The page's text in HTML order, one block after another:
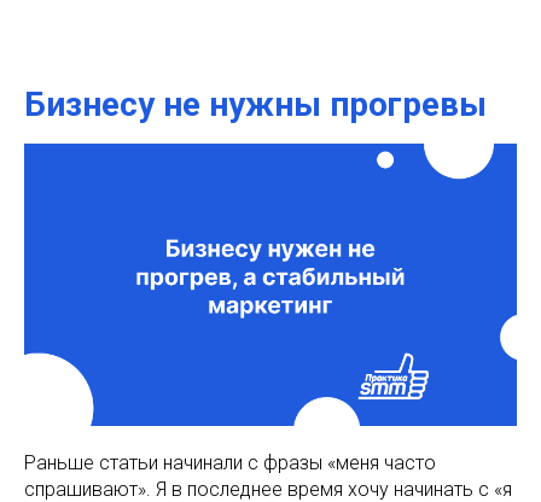
Бизнесу не нужны прогревы
Раньше статьи начинали с фразы «меня часто
спрашивают». Я в последнее время хочу начинать с «я